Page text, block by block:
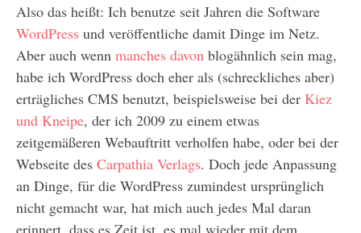
Also das heißt: Ich benutze seit Jahren die Software
WordPress und veröffentliche damit Dinge im Netz.
Aber auch wenn manches davon blogähnlich sein mag,
habe ich WordPress doch eher als (schreckliches aber)
erträgliches CMS benutzt, beispielsweise bei der Kiez
und Kneipe, der ich 2009 zu einem etwas
zeitgemäßeren Webauftritt verholfen habe, oder bei der
Webseite des Carpathia Verlags. Doch jede Anpassung
an Dinge, für die WordPress zumindest ursprünglich
nicht gemacht war, hat mich auch jedes Mal daran
erinnert, dass es Zeit ist, es mal wieder mit dem